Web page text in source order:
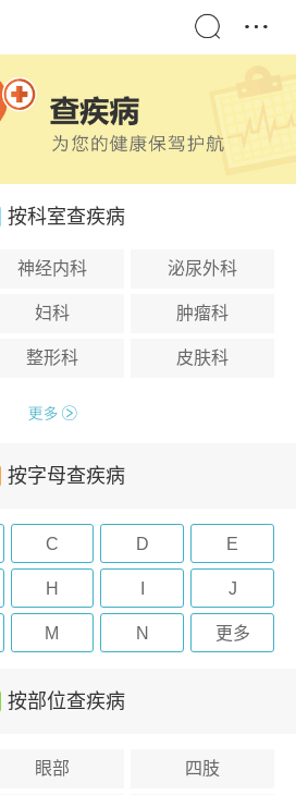
按科室查疾病
神经内科 泌尿外科
妇科 肿瘤科
整形科 皮肤科
按字母查疾病
C D E
H J
M N 更多
按部位查疾病
眼部 四肢